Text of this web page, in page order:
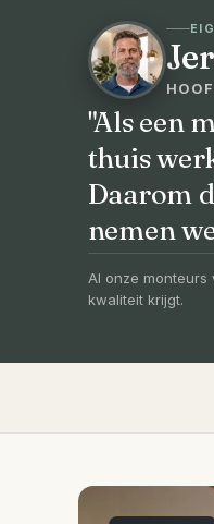
"Als een
thuis
Daarom
nemen
Al onze
kwaliteit krijgt.